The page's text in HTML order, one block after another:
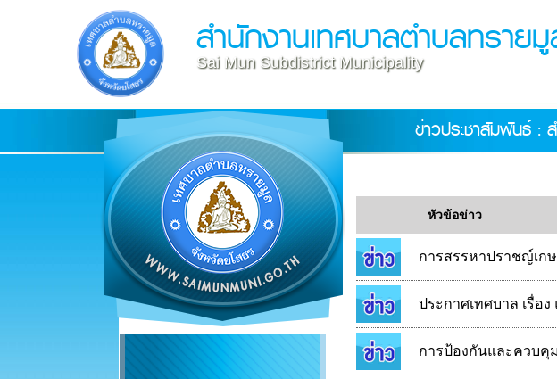
สำนักงานเทศบาลตำบลทราย
Sai Mun Subdistrict Municipality
ข่าวประชาสัมพันธ์ :
หัวข้อข่าว
การสรรหาปราชญ์เก
ประกาศเทศบาล เรื่อ
การป้องกันและควบคุ